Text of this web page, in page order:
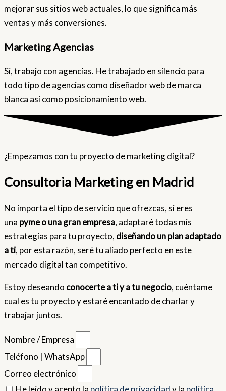
mejorar sus sitios web actuales, lo que significa más
ventas y más conversiones.
Marketing Agencias
Sí, trabajo con agencias. He trabajado en silencio para
todo tipo de agencias como diseñador web de marca
blanca así como posicionamiento web.
¿Empezamos con tu proyecto de marketing digital?
Consultoria Marketing en Madrid
No importa el tipo de servicio que ofrezcas, si eres
una pyme o una gran empresa, adaptaré todas mis
estrategias para tu proyecto, diseñando un plan adaptado
a ti, por esta razón, seré tu aliado perfecto en este
mercado digital tan competitivo.
Estoy deseando conocerte a ti y a tu negocio, cuéntame
cual es tu proyecto y estaré encantado de charlar y
trabajar juntos.
Nombre / Empresa
Teléfono | WhatsApp
Correo electrónico